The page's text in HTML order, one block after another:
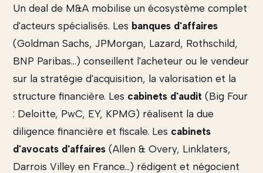
Un deal de M&A mobilise un écosystème complet
d'acteurs spécialisés. Les banques d'affaires
(Goldman Sachs, JPMorgan, Lazard, Rothschild,
BNP Paribas...) conseillent l'acheteur ou le vendeur
sur la stratégie d'acquisition, la valorisation et la
structure financière. Les cabinets d'audit (Big Four
: Deloitte, PwC, EY, KPMG) réalisent la due
diligence financière et fiscale. Les cabinets
d'avocats d'affaires (Allen & Overy, Linklaters,
Darrois Villey en France...) rédigent et négocient